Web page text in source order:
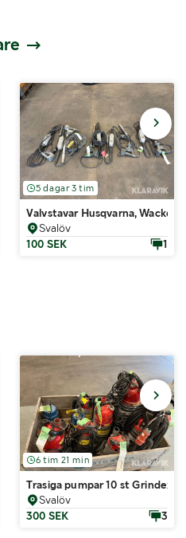
ATC
5 dagar 3 tim
Valvstavar Husqvarna, Wacker
Svalöv
100 SEK
1
6 tim 21 min
Trasiga pumpar 10 st Grindex,
Svalöv
300 SEK
3